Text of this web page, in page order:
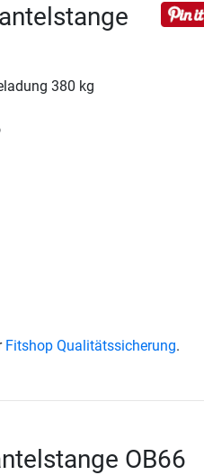
380 kg
Fitshop Qualitätssicherung.
OB66